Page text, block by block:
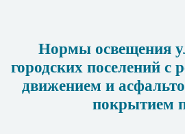
Нормы освещения
городских поселений
движением и
покрытием